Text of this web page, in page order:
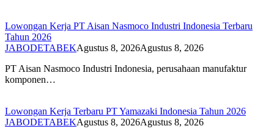
Lowongan Kerja PT Aisan Nasmoco Industri Indonesia Terbaru
Tahun 2026
JABODETABEKAgustus 8, 2026Agustus 8, 2026
PT Aisan Nasmoco Industri Indonesia, perusahaan manufaktur
komponen…
Lowongan Kerja Terbaru PT Yamazaki Indonesia Tahun 2026
JABODETABEKAgustus 8, 2026Agustus 8, 2026